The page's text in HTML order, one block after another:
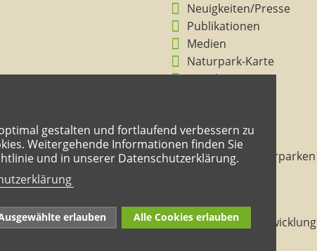
gestalten und fortlaufend verbessern zu
Weitergehende Informationen finden Sie
und in unserer Datenschutzerklärung.
erlauben Alle Cookies erlauben
Neuigkeiten/Presse
Publikationen
Medien
Naturpark-Karte
Ansichten
verstehen
BNE in den Naturparken
Rheinland-Pfalz
Mitmachheft
Nachhaltige Entwicklung